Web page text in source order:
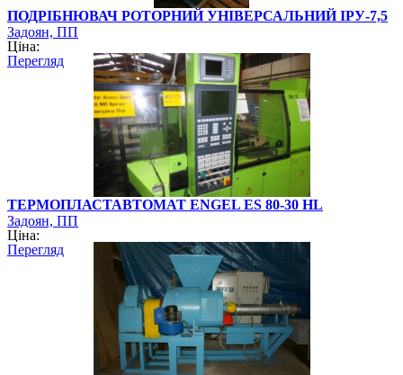
ПОДРІБНЮВАЧ РОТОРНИЙ УНІВЕРСАЛЬНИЙ ІРУ-7,5
Задоян, ПП
Ціна:
Перегляд
ТЕРМОПЛАСТАВТОМАТ ENGEL ES 80-30 HL
Задоян, ПП
Ціна:
Перегляд